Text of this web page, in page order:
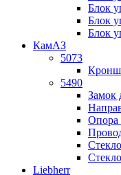
Блок
Блок
Блок
КамАЗ
5073
5490
Замок
Опора
Liebherr